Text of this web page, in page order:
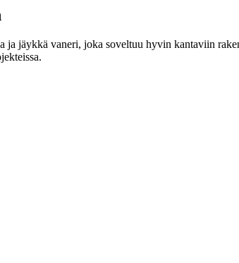
jäykkä vaneri, joka soveltuu hyvin kantaviin